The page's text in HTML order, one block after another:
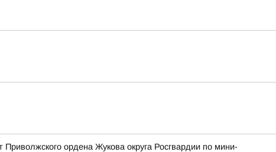
ордена Жукова округа Росгвардии по мини-